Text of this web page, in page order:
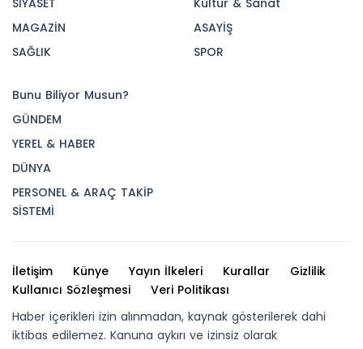
SİYASET
MAGAZİN
SAĞLIK
Kültür & Sanat
ASAYİŞ
SPOR
Bunu Biliyor Musun?
GÜNDEM
YEREL & HABER
DÜNYA
PERSONEL & ARAÇ TAKİP
SİSTEMİ
İletişim Künye Yayın İlkeleri Kurallar
Gizlilik
Kullanıcı Sözleşmesi
Veri Politikası
Haber içerikleri izin alınmadan, kaynak gösterilerek dahi
iktibas edilemez. Kanuna aykırı ve izinsiz olarak